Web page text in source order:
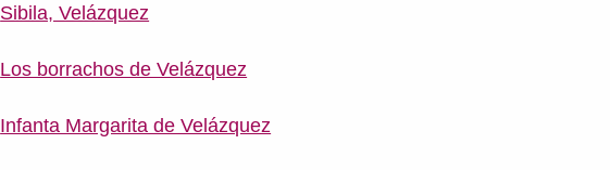
Sibila, Velázquez
Los borrachos de Velázquez
Infanta Margarita de Velázquez